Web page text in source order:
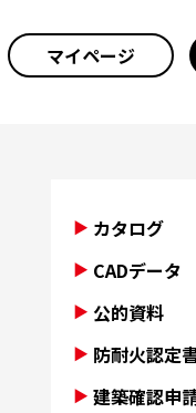
マイページ
カタログ
CADデータ
公的資料
防耐火認定
建築確認申